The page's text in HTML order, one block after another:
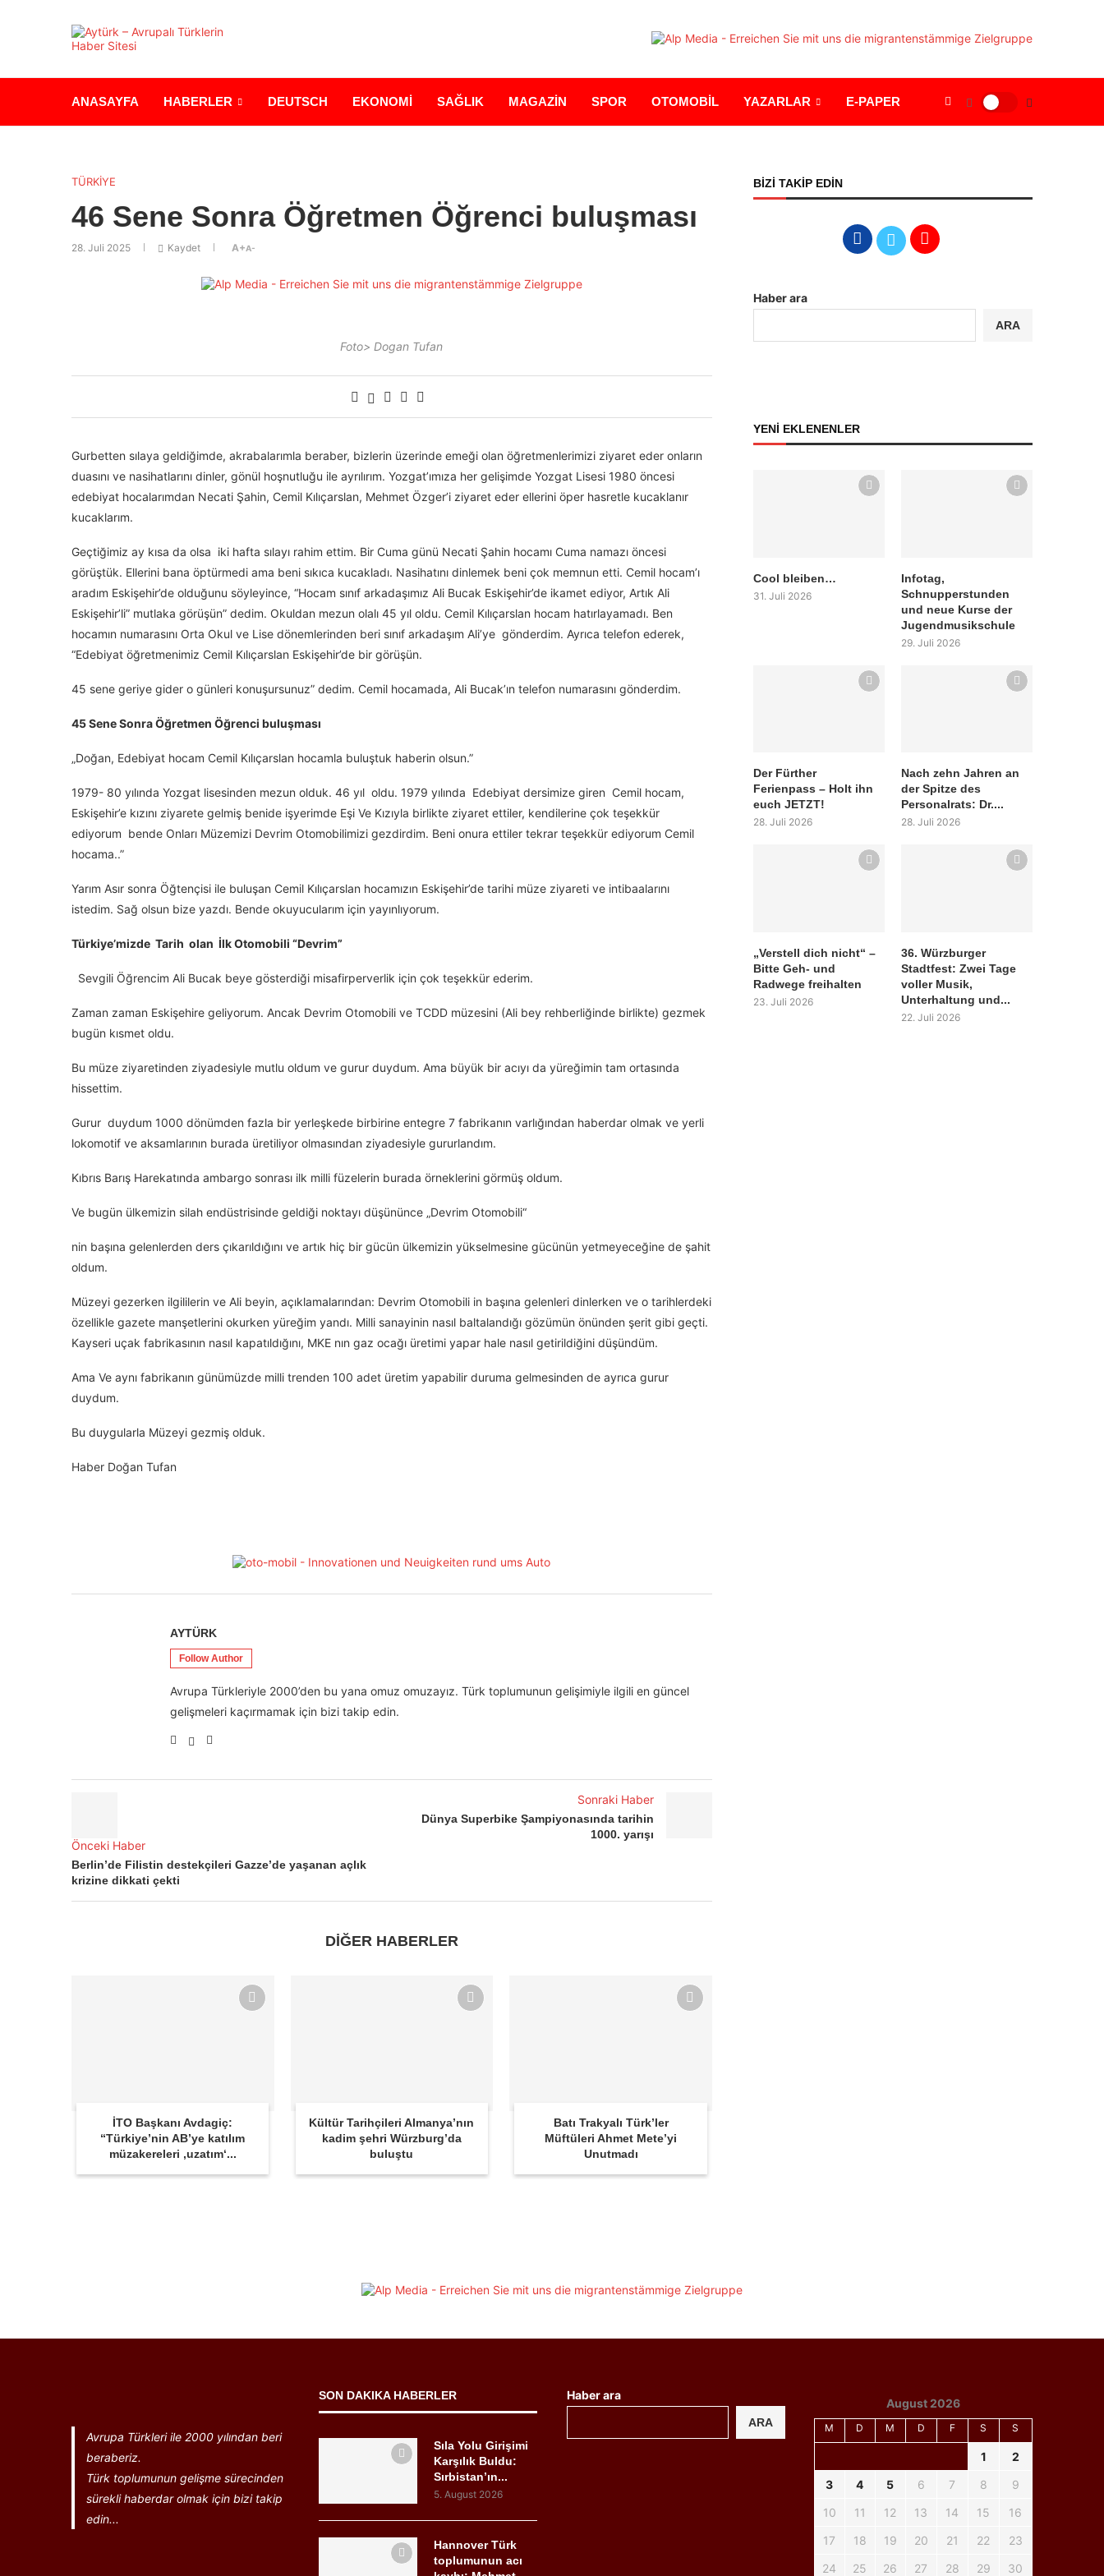
ANASAYFA HABERLER DEUTSCH EKONOMİ SAĞLIK MAGAZİN SPOR OTOMOBİL YAZARLAR E-PAPER
TÜRKİYE
46 Sene Sonra Öğretmen Öğrenci buluşması
28. Juli 2025 Kaydet A+A-
Foto> Dogan Tufan
Gurbetten sılaya geldiğimde, akrabalarımla beraber, bizlerin üzerinde emeği olan öğretmenlerimizi ziyaret eder onların
duasını ve nasihatlarını dinler, gönül hoşnutluğu ile ayrılırım. Yozgat’ımıza her gelişimde Yozgat Lisesi 1980 öncesi
edebiyat hocalarımdan Necati Şahin, Cemil Kılıçarslan, Mehmet Özger’i ziyaret eder ellerini öper hasretle kucaklanır
kucaklarım.
Geçtiğimiz ay kısa da olsa iki hafta sılayı rahim ettim. Bir Cuma günü Necati Şahin hocamı Cuma namazı öncesi
görüştük. Ellerini bana öptürmedi ama beni sıkıca kucakladı. Nasihatını dinlemek beni çok memnun etti. Cemil hocam’ı
aradım Eskişehir’de olduğunu söyleyince, “Hocam sınıf arkadaşımız Ali Bucak Eskişehir’de ikamet ediyor, Artık Ali
Eskişehir’li” mutlaka görüşün” dedim. Okuldan mezun olalı 45 yıl oldu. Cemil Kılıçarslan hocam hatırlayamadı. Ben
hocamın numarasını Orta Okul ve Lise dönemlerinden beri sınıf arkadaşım Ali’ye gönderdim. Ayrıca telefon ederek,
“Edebiyat öğretmenimiz Cemil Kılıçarslan Eskişehir’de bir görüşün.
45 sene geriye gider o günleri konuşursunuz” dedim. Cemil hocamada, Ali Bucak’ın telefon numarasını gönderdim.
45 Sene Sonra Öğretmen Öğrenci buluşması
„Doğan, Edebiyat hocam Cemil Kılıçarslan hocamla buluştuk haberin olsun.”
1979- 80 yılında Yozgat lisesinden mezun olduk. 46 yıl oldu. 1979 yılında Edebiyat dersimize giren Cemil hocam,
Eskişehir’e kızını ziyarete gelmiş benide işyerimde Eşi Ve Kızıyla birlikte ziyaret ettiler, kendilerine çok teşekkür
ediyorum bende Onları Müzemizi Devrim Otomobilimizi gezdirdim. Beni onura ettiler tekrar teşekkür ediyorum Cemil
hocama..”
Yarım Asır sonra Öğtençisi ile buluşan Cemil Kılıçarslan hocamızın Eskişehir’de tarihi müze ziyareti ve intibaalarını
istedim. Sağ olsun bize yazdı. Bende okuyucularım için yayınlıyorum.
Türkiye’mizde Tarih olan İlk Otomobili “Devrim”
Sevgili Öğrencim Ali Bucak beye gösterdiği misafirperverlik için çok teşekkür ederim.
Zaman zaman Eskişehire geliyorum. Ancak Devrim Otomobili ve TCDD müzesini (Ali bey rehberliğinde birlikte) gezmek
bugün kısmet oldu.
Bu müze ziyaretinden ziyadesiyle mutlu oldum ve gurur duydum. Ama büyük bir acıyı da yüreğimin tam ortasında
hissettim.
Gurur duydum 1000 dönümden fazla bir yerleşkede birbirine entegre 7 fabrikanın varlığından haberdar olmak ve yerli
lokomotif ve aksamlarının burada üretiliyor olmasından ziyadesiyle gururlandım.
Kıbrıs Barış Harekatında ambargo sonrası ilk milli füzelerin burada örneklerini görmüş oldum.
Ve bugün ülkemizin silah endüstrisinde geldiği noktayı düşününce „Devrim Otomobili“
nin başına gelenlerden ders çıkarıldığını ve artık hiç bir gücün ülkemizin yükselmesine gücünün yetmeyeceğine de şahit
oldum.
Müzeyi gezerken ilgililerin ve Ali beyin, açıklamalarından: Devrim Otomobili in başına gelenleri dinlerken ve o tarihlerdeki
özellikle gazete manşetlerini okurken yüreğim yandı. Milli sanayinin nasıl baltalandığı gözümün önünden şerit gibi geçti.
Kayseri uçak fabrikasının nasıl kapatıldığını, MKE nın gaz ocağı üretimi yapar hale nasıl getirildiğini düşündüm.
Ama Ve aynı fabrikanın günümüzde milli trenden 100 adet üretim yapabilir duruma gelmesinden de ayrıca gurur
duydum.
Bu duygularla Müzeyi gezmiş olduk.
Haber Doğan Tufan
AYTÜRK
Follow Author
Avrupa Türkleriyle 2000’den bu yana omuz omuzayız. Türk toplumunun gelişimiyle ilgili en güncel
gelişmeleri kaçırmamak için bizi takip edin.
Önceki Haber
Berlin’de Filistin destekçileri Gazze’de yaşanan açlık
krizine dikkati çekti
Sonraki Haber
Dünya Superbike Şampiyonasında tarihin
1000. yarışı
DİĞER HABERLER
İTO Başkanı Avdagiç:
“Türkiye’nin AB’ye katılım
müzakereleri ‚uzatım‘...
Kültür Tarihçileri Almanya’nın
kadim şehri Würzburg’da
buluştu
Batı Trakyalı Türk’ler
Müftüleri Ahmet Mete’yi
Unutmadı
BİZİ TAKİP EDİN
Haber ara
ARA
YENİ EKLENENLER
Cool bleiben…
31. Juli 2026
Infotag,
Schnupperstunden
und neue Kurse der
Jugendmusikschule
29. Juli 2026
Der Fürther
Ferienpass – Holt ihn
euch JETZT!
28. Juli 2026
Nach zehn Jahren an
der Spitze des
Personalrats: Dr....
28. Juli 2026
„Verstell dich nicht“ –
Bitte Geh- und
Radwege freihalten
23. Juli 2026
36. Würzburger
Stadtfest: Zwei Tage
voller Musik,
Unterhaltung und...
22. Juli 2026
Avrupa Türkleri ile 2000 yılından beri
beraberiz.
Türk toplumunun gelişme sürecinden
sürekli haberdar olmak için bizi takip
edin...
SON DAKIKA HABERLER
Sıla Yolu Girişimi
Karşılık Buldu:
Sırbistan’ın...
5. August 2026
Hannover Türk
toplumunun acı
Haber ara
ARA
August 2026
M D M D F S S
1
2
3
4 5 6 7 8
9
10
11 12 13 14 15
16
17
18 19 20 21 22
23
24
25 26 27 28 29 30